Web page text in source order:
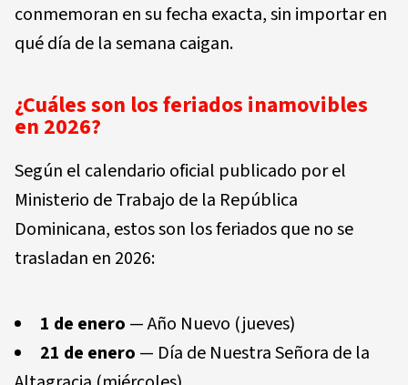
conmemoran en su fecha exacta, sin importar en
qué día de la semana caigan.
¿Cuáles son los feriados inamovibles
en 2026?
Según el calendario oficial publicado por el
Ministerio de Trabajo de la República
Dominicana, estos son los feriados que no se
trasladan en 2026:
1 de enero — Año Nuevo (jueves)
21 de enero — Día de Nuestra Señora de la